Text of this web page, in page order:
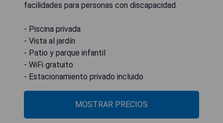
facilidades para personas con discapacidad.
- Piscina privada
- Vista al jardín
- Patio y parque infantil
- WiFi gratuito
- Estacionamiento privado incluido
MOSTRAR PRECIOS